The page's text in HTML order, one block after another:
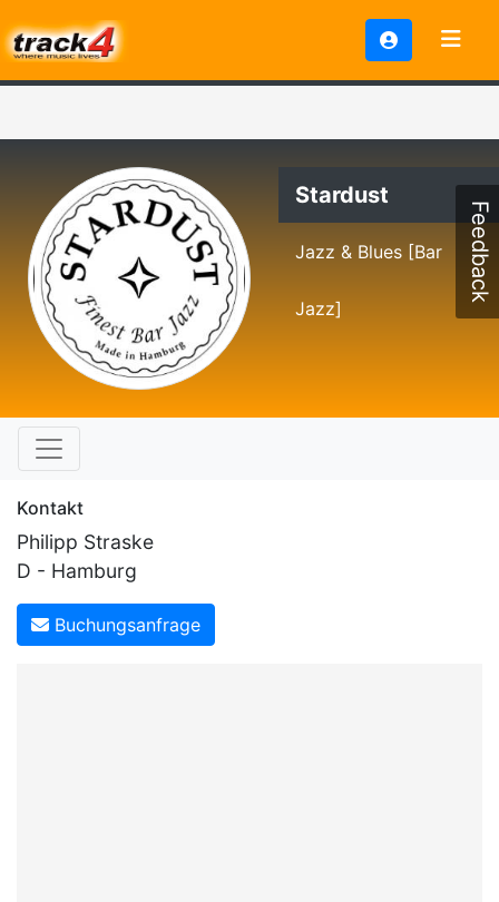
Stardust
Jazz & Blues [Bar
Jazz]
Kontakt
Philipp Straske
D - Hamburg
Buchungsanfrage
Feedback